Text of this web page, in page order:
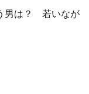
男は？ 若いなが